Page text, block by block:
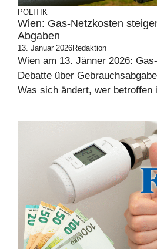
POLITIK
Wien: Gas-Netzkosten
Abgaben
13. Januar 2026Redaktion
Wien am 13. Jänner 2026:
Debatte über
Was sich ändert, wer betroffen